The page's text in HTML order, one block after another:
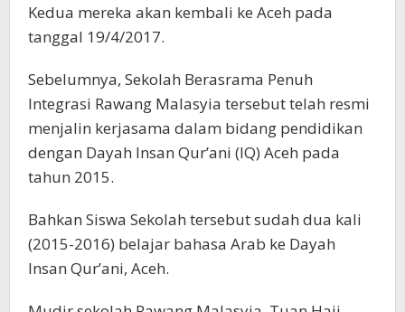
Kedua mereka akan kembali ke Aceh pada
tanggal 19/4/2017.
Sebelumnya, Sekolah Berasrama Penuh
Integrasi Rawang Malasyia tersebut telah resmi
menjalin kerjasama dalam bidang pendidikan
dengan Dayah Insan Qur’ani (IQ) Aceh pada
tahun 2015.
Bahkan Siswa Sekolah tersebut sudah dua kali
(2015-2016) belajar bahasa Arab ke Dayah
Insan Qur’ani, Aceh.